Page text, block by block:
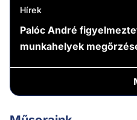
Hírek
Palóc André
munkahelyek